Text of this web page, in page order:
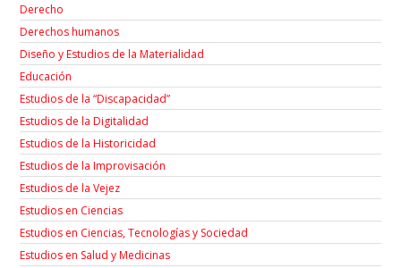
Derecho
Derechos humanos
Diseño y Estudios de la Materialidad
Educación
Estudios de la “Discapacidad”
Estudios de la Digitalidad
Estudios de la Historicidad
Estudios de la Improvisación
Estudios de la Vejez
Estudios en Ciencias
Estudios en Ciencias, Tecnologías y Sociedad
Estudios en Salud y Medicinas